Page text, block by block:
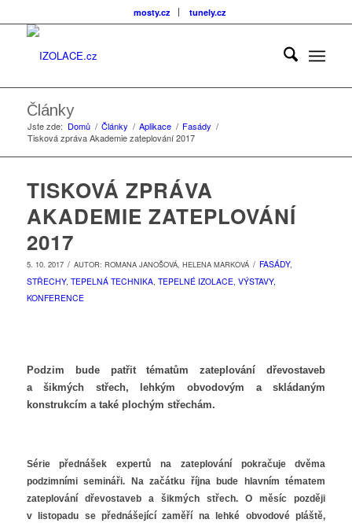
mosty.cz tunely.cz
Články
Jste zde: Domů / Články / Aplikace / Fasády /
Tisková zpráva Akademie zateplování 2017
TISKOVÁ ZPRÁVA
AKADEMIE ZATEPLOVÁNÍ
2017
5. 10. 2017 / AUTOR: ROMANA JANOŠOVÁ, HELENA MARKOVÁ / FASÁDY,
STŘECHY, TEPELNÁ TECHNIKA, TEPELNÉ IZOLACE, VÝSTAVY,
KONFERENCE
Podzim bude patřit tématům zateplování dřevostaveb
a šikmých střech, lehkým obvodovým a skládaným
konstrukcím a také plochým střechám.
Série přednášek expertů na zateplování pokračuje dvěma
podzimními semináři. Na začátku října bude hlavním tématem
zateplování dřevostaveb a šikmých střech. O měsíc později
v listopadu se přednášející zaměří na lehké obvodové pláště,